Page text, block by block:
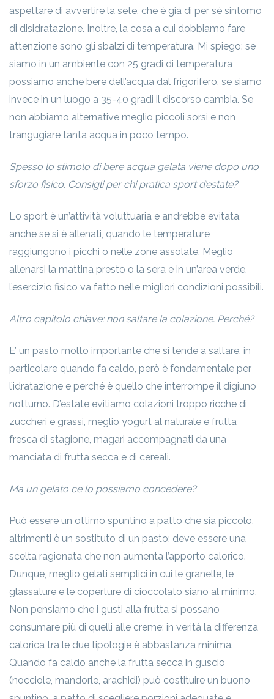
aspettare di avvertire la sete, che è già di per sé sintomo
di disidratazione. Inoltre, la cosa a cui dobbiamo fare
attenzione sono gli sbalzi di temperatura. Mi spiego: se
siamo in un ambiente con 25 gradi di temperatura
possiamo anche bere dell’acqua dal frigorifero, se siamo
invece in un luogo a 35-40 gradi il discorso cambia. Se
non abbiamo alternative meglio piccoli sorsi e non
trangugiare tanta acqua in poco tempo.
Spesso lo stimolo di bere acqua gelata viene dopo uno
sforzo fisico. Consigli per chi pratica sport d’estate?
Lo sport è un’attività voluttuaria e andrebbe evitata,
anche se si è allenati, quando le temperature
raggiungono i picchi o nelle zone assolate. Meglio
allenarsi la mattina presto o la sera e in un’area verde,
l’esercizio fisico va fatto nelle migliori condizioni possibili.
Altro capitolo chiave: non saltare la colazione. Perché?
E’ un pasto molto importante che si tende a saltare, in
particolare quando fa caldo, però è fondamentale per
l’idratazione e perché è quello che interrompe il digiuno
notturno. D’estate evitiamo colazioni troppo ricche di
zuccheri e grassi, meglio yogurt al naturale e frutta
fresca di stagione, magari accompagnati da una
manciata di frutta secca e di cereali.
Ma un gelato ce lo possiamo concedere?
Può essere un ottimo spuntino a patto che sia piccolo,
altrimenti è un sostituto di un pasto: deve essere una
scelta ragionata che non aumenta l’apporto calorico.
Dunque, meglio gelati semplici in cui le granelle, le
glassature e le coperture di cioccolato siano al minimo.
Non pensiamo che i gusti alla frutta si possano
consumare più di quelli alle creme: in verità la differenza
calorica tra le due tipologie è abbastanza minima.
Quando fa caldo anche la frutta secca in guscio
(nocciole, mandorle, arachidi) può costituire un buono